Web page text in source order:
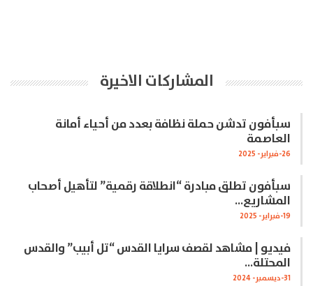
المشاركات الاخيرة
سبأفون تدشن حملة نظافة بعدد من أحياء أمانة
العاصمة
26-فبراير- 2025
سبأفون تطلق مبادرة “انطلاقة رقمية” لتأهيل أصحاب
المشاريع…
19-فبراير- 2025
فيديو | مشاهد لقصف سرايا القدس “تل أبيب” والقدس
المحتلة…
31-ديسمبر- 2024